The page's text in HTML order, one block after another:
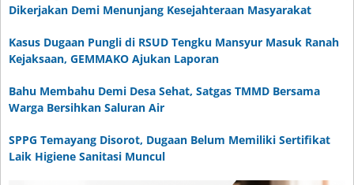
Dikerjakan Demi Menunjang Kesejahteraan Masyarakat
Kasus Dugaan Pungli di RSUD Tengku Mansyur Masuk Ranah
Kejaksaan, GEMMAKO Ajukan Laporan
Bahu Membahu Demi Desa Sehat, Satgas TMMD Bersama
Warga Bersihkan Saluran Air
SPPG Temayang Disorot, Dugaan Belum Memiliki Sertifikat
Laik Higiene Sanitasi Muncul